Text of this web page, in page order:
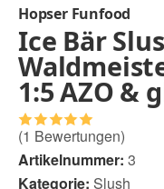
Hopser Funfood
Ice Bär
1:5 AZO &
(1 Bewertungen)
Artikelnummer: 3
Kategorie: Slush